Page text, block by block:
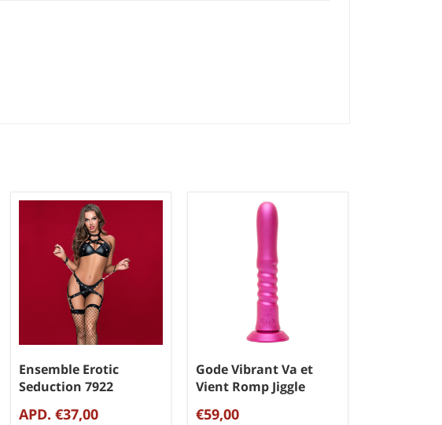
Ensemble Erotic
Seduction 7922
APD. €37,00
Gode Vibrant Va et
Vient Romp Jiggle
€59,00